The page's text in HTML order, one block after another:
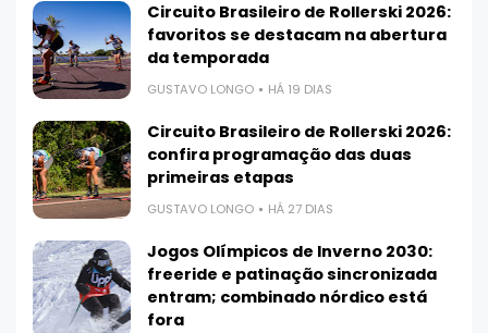
Circuito Brasileiro de Rollerski 2026:
favoritos se destacam na abertura
da temporada
GUSTAVO LONGO HÁ 19 DIAS
Circuito Brasileiro de Rollerski 2026:
confira programação das duas
primeiras etapas
GUSTAVO LONGO HÁ 27 DIAS
Jogos Olímpicos de Inverno 2030:
freeride e patinação sincronizada
entram; combinado nórdico está
fora